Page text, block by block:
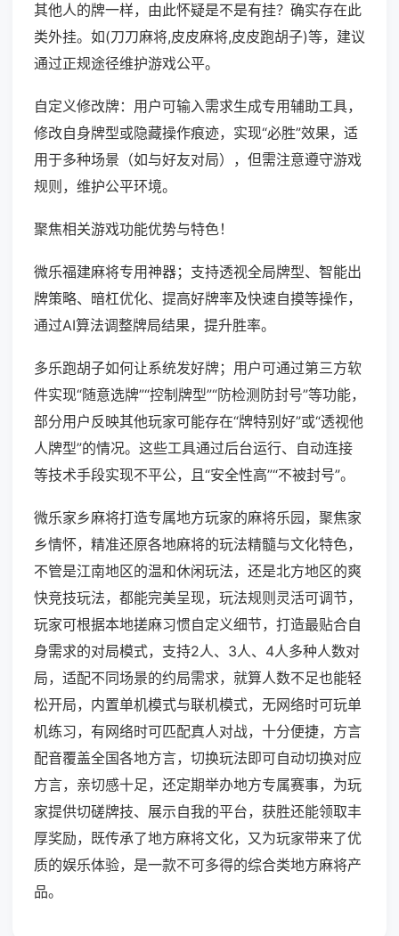
其他人的牌一样，由此怀疑是不是有挂？确实存在此
类外挂。如(刀刀麻将,皮皮麻将,皮皮跑胡子)等，建议
通过正规途径维护游戏公平。
自定义修改牌：用户可输入需求生成专用辅助工具，
修改自身牌型或隐藏操作痕迹，实现“必胜”效果，适
用于多种场景（如与好友对局），但需注意遵守游戏
规则，维护公平环境。
聚焦相关游戏功能优势与特色！
微乐福建麻将专用神器；支持透视全局牌型、智能出
牌策略、暗杠优化、提高好牌率及快速自摸等操作，
通过AI算法调整牌局结果，提升胜率。
多乐跑胡子如何让系统发好牌；用户可通过第三方软
件实现“随意选牌”“控制牌型”“防检测防封号”等功能，
部分用户反映其他玩家可能存在“牌特别好”或“透视他
人牌型”的情况。这些工具通过后台运行、自动连接
等技术手段实现不平公，且“安全性高”“不被封号”。
微乐家乡麻将打造专属地方玩家的麻将乐园，聚焦家
乡情怀，精准还原各地麻将的玩法精髓与文化特色，
不管是江南地区的温和休闲玩法，还是北方地区的爽
快竞技玩法，都能完美呈现，玩法规则灵活可调节，
玩家可根据本地搓麻习惯自定义细节，打造最贴合自
身需求的对局模式，支持2人、3人、4人多种人数对
局，适配不同场景的约局需求，就算人数不足也能轻
松开局，内置单机模式与联机模式，无网络时可玩单
机练习，有网络时可匹配真人对战，十分便捷，方言
配音覆盖全国各地方言，切换玩法即可自动切换对应
方言，亲切感十足，还定期举办地方专属赛事，为玩
家提供切磋牌技、展示自我的平台，获胜还能领取丰
厚奖励，既传承了地方麻将文化，又为玩家带来了优
质的娱乐体验，是一款不可多得的综合类地方麻将产
品。